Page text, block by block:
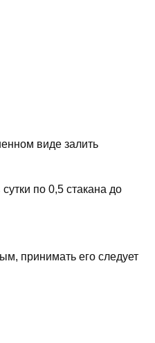
виде залить
по 0,5 стакана до
принимать его следует